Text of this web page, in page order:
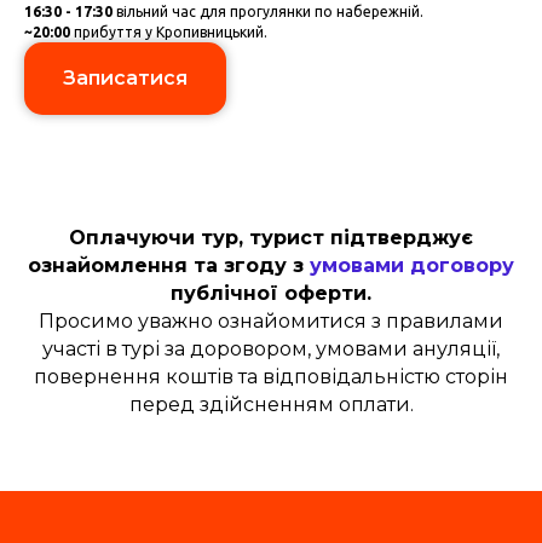
16:30 - 17:30 вільний час для прогулянки по набережній.
~20:00 прибуття у Кропивницький.
Записатися
Оплачуючи тур, турист підтверджує
ознайомлення та згоду з умовами договору
публічної оферти.
Просимо уважно ознайомитися з правилами
участі в турі за доровором, умовами ануляції,
повернення коштів та відповідальністю сторін
перед здійсненням оплати.